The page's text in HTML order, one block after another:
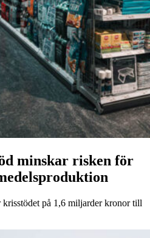
minskar risken för
krisstödet på 1,6 miljarder kronor till